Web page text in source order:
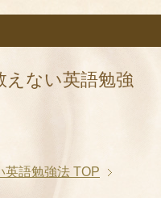
えない英語勉強
英語勉強法 TOP